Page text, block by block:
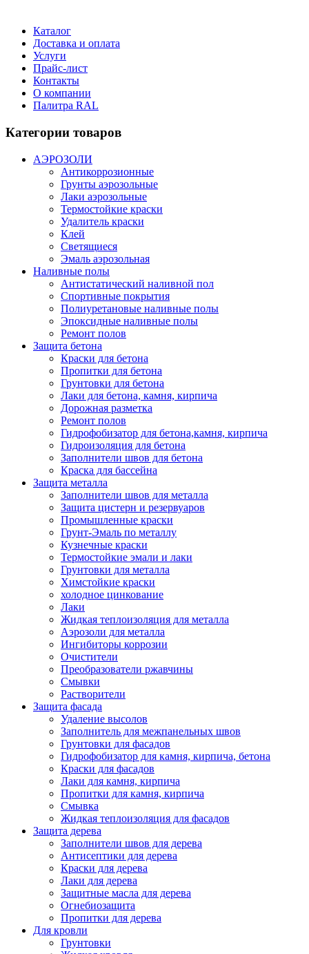
Каталог
Доставка и оплата
Услуги
Прайс-лист
Контакты
О компании
Палитра RAL
Категории товаров
АЭРОЗОЛИ
Антикоррозионные
Грунты аэрозольные
Лаки аэрозольные
Термостойкие краски
Удалитель краски
Клей
Светящиеся
Эмаль аэрозольная
Наливные полы
Антистатический наливной пол
Спортивные покрытия
Полиуретановые наливные полы
Эпоксидные наливные полы
Ремонт полов
Защита бетона
Краски для бетона
Пропитки для бетона
Грунтовки для бетона
Лаки для бетона, камня, кирпича
Дорожная разметка
Ремонт полов
Гидрофобизатор для бетона,камня, кирпича
Гидроизоляция для бетона
Заполнители швов для бетона
Краска для бассейна
Защита металла
Заполнители швов для металла
Защита цистерн и резервуаров
Промышленные краски
Грунт-Эмаль по металлу
Кузнечные краски
Термостойкие эмали и лаки
Грунтовки для металла
Химстойкие краски
холодное цинкование
Лаки
Жидкая теплоизоляция для металла
Аэрозоли для металла
Ингибиторы коррозии
Очистители
Преобразователи ржавчины
Смывки
Растворители
Защита фасада
Удаление высолов
Заполнитель для межпанельных швов
Грунтовки для фасадов
Гидрофобизатор для камня, кирпича, бетона
Краски для фасадов
Лаки для камня, кирпича
Пропитки для камня, кирпича
Смывка
Жидкая теплоизоляция для фасадов
Защита дерева
Заполнители швов для дерева
Антисептики для дерева
Краски для дерева
Лаки для дерева
Защитные масла для дерева
Огнебиозащита
Пропитки для дерева
Для кровли
Грунтовки